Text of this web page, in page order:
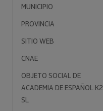
MUNICIPIO
PROVINCIA
SITIO WEB
CNAE
OBJETO SOCIAL DE
ACADEMIA DE ESPAÑOL K2
SL